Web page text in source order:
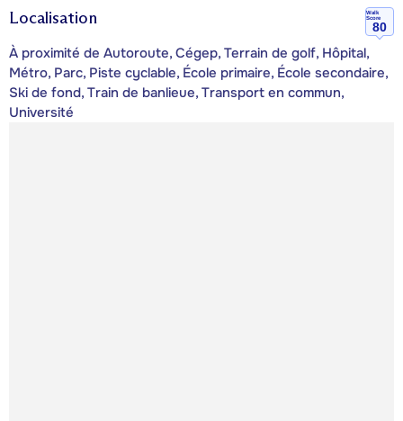
Localisation
Walk
Score
80
À proximité de Autoroute, Cégep, Terrain de golf, Hôpital,
Métro, Parc, Piste cyclable, École primaire, École secondaire,
Ski de fond, Train de banlieue, Transport en commun,
Université